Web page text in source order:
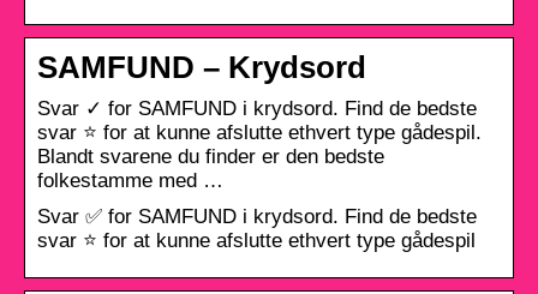
SAMFUND – Krydsord
Svar ✓ for SAMFUND i krydsord. Find de bedste
svar ⭐ for at kunne afslutte ethvert type gådespil.
Blandt svarene du finder er den bedste
folkestamme med …
Svar ✅ for SAMFUND i krydsord. Find de bedste
svar ⭐ for at kunne afslutte ethvert type gådespil